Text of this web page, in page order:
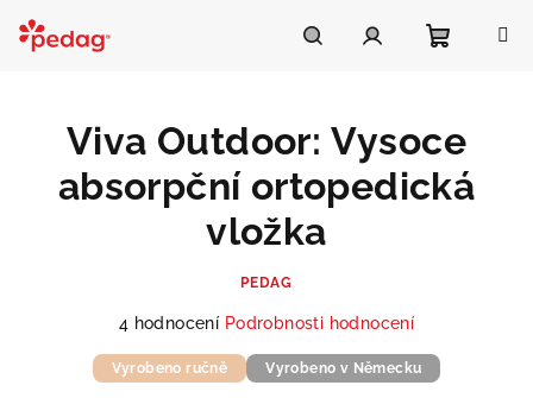
obsah
košík
Viva Outdoor: Vysoce
absorpční ortopedická
vložka
PEDAG
Průměrné
produktu
4 hodnocení Podrobnosti hodnocení
Vyrobeno ručně Vyrobeno v Německu
Asistent Pedag